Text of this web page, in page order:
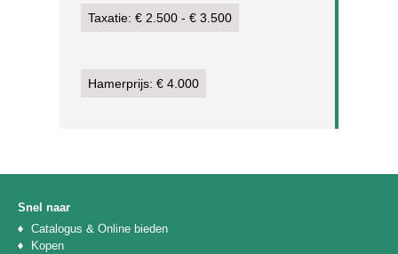
Taxatie: € 2.500 - € 3.500
Hamerprijs: € 4.000
Snel naar
Catalogus & Online bieden
Kopen